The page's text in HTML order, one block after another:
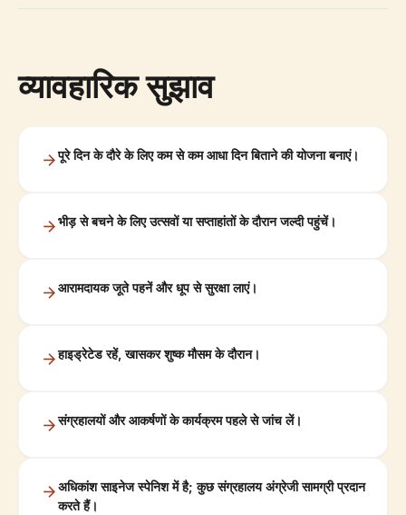
व्यावहारिक सुझाव
पूरे दिन के दौरे के लिए कम से कम आधा दिन बिताने की योजना बनाएं।
भीड़ से बचने के लिए उत्सवों या सप्ताहांतों के दौरान जल्दी पहुंचें।
आरामदायक जूते पहनें और धूप से सुरक्षा लाएं।
हाइड्रेटेड रहें, खासकर शुष्क मौसम के दौरान।
संग्रहालयों और आकर्षणों के कार्यक्रम पहले से जांच लें।
अधिकांश साइनेज स्पेनिश में है; कुछ संग्रहालय अंग्रेजी सामग्री प्रदान
करते हैं।